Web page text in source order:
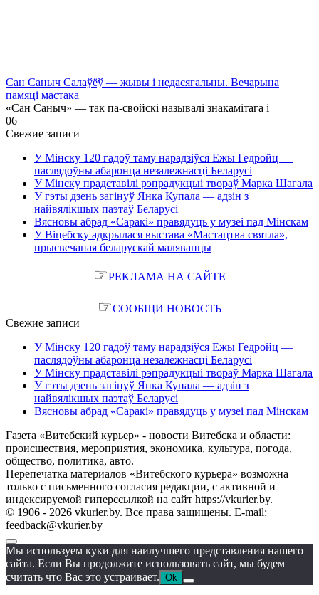
Сан Саныч Салаўёў — жывы і недасягальны. Вечарына
памяці мастака
«Сан Саныч» — так па-свойскі называлі знакамітага і
06
Свежие записи
У Мінску 120 гадоў таму нарадзіўся Ежы Гедройц —
паслядоўны абаронца незалежнасці Беларусі
У Мінску прадставілі рэпрадукцыі твораў Марка Шагала
У гэты дзень загінуў Янка Купала — адзін з
найвялікшых паэтаў Беларусі
Вясновы абрад «Саракі» правядуць у музеі пад Мінскам
У Віцебску адкрылася выстава «Мастацтва святла»,
прысвечаная беларускай маляванцы
☞РЕКЛАМА НА САЙТЕ
☞СООБЩИ НОВОСТЬ
Свежие записи
У Мінску 120 гадоў таму нарадзіўся Ежы Гедройц —
паслядоўны абаронца незалежнасці Беларусі
У Мінску прадставілі рэпрадукцыі твораў Марка Шагала
У гэты дзень загінуў Янка Купала — адзін з
найвялікшых паэтаў Беларусі
Вясновы абрад «Саракі» правядуць у музеі пад Мінскам
Газета «Витебский курьер» - новости Витебска и области:
происшествия, мероприятия, экономика, культура, погода,
общество, политика, авто.
Перепечатка материалов «Витебского курьера» возможна
только с письменного согласия редакции, с активной и
индексируемой гиперссылкой на сайт https://vkurier.by.
© 1906 - 2026 vkurier.by. Все права защищены. E-mail:
feedback@vkurier.by
Мы используем куки для наилучшего представления нашего
сайта. Если Вы продолжите использовать сайт, мы будем
считать что Вас это устраивает. Ok